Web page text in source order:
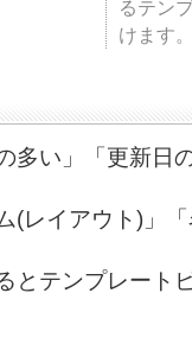
るテン
けます
多い」「更新日
(レイアウト)」
とテンプレート